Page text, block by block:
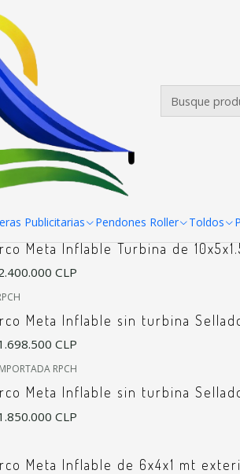
Publicitarias Pendones Roller Toldos
Importada con Fabricacion Nacional
Meta Inflable 8x5x1.5 de 5
Meta Inflable Turbina de
CLP
Meta Inflable sin turbina
CLP
RPCH
Meta Inflable sin turbina
CLP
Meta Inflable de 6x4x1 mt